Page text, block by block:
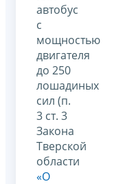
автобус
с
мощностью
двигателя
до 250
лошадиных
сил (п.
3 ст. 3
Закона
Тверской
области
«О